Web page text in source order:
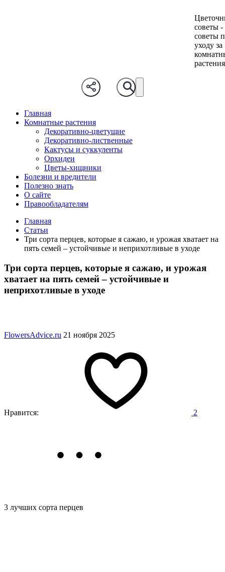
советы -
советы
уходу за
Главная
Комнатные растения
Декоративно-цветущие
Декоративно-лиственные
Кактусы и суккуленты
Орхидеи
Цветы-хищники
Болезни и вредители
Полезно знать
О сайте
Правообладателям
Главная
Статьи
Три сорта перцев, которые я сажаю, и урожая хватает на
пять семей – устойчивые и неприхотливые в уходе
Три сорта перцев, которые я сажаю, и урожая
хватает на пять семей – устойчивые и
неприхотливые в уходе
FlowersAdvice.ru 21 ноября 2025
Нравится: 2
3 лучших сорта перцев